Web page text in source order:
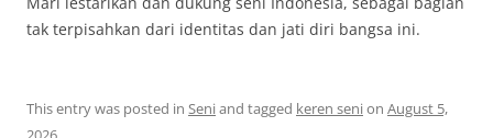
tak terpisahkan dari identitas dan jati diri bangsa ini.
This entry was posted in Seniand tagged keren senion August 5,